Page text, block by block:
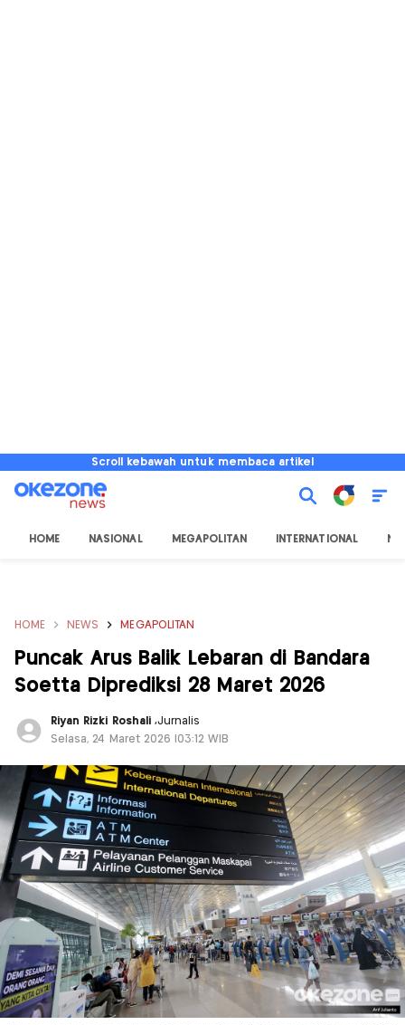
Scroll kebawah untuk membaca artikel
HOME NASIONAL MEGAPOLITAN INTERNATIONAL
HOME NEWS MEGAPOLITAN
Puncak Arus Balik Lebaran di Bandara
Soetta Diprediksi 28 Maret 2026
Riyan Rizki Roshali ,Jurnalis
Selasa, 24 Maret 2026 |03:12 WIB